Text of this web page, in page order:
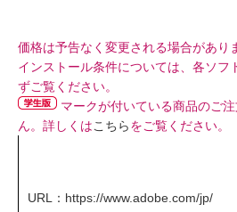
価格は予告なく変更される場合があり
インストール条件については、各ソフ
ずご覧ください。
マークが付いている商品のご
ん。詳しくはこちらをご覧ください。
URL： https://www.adobe.com/jp/